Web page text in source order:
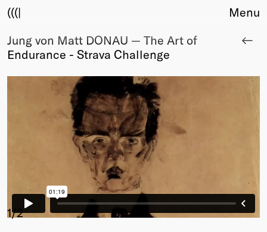
(((|
About
Club
Sponsors
Fair Work
Membership
Info
Menu
Jung von Matt DONAU — The Art of
Endurance - Strava Challenge
1/2